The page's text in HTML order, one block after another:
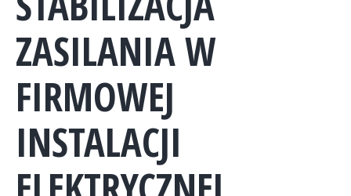
ZASILANIA W
FIRMOWEJ
INSTALACJI